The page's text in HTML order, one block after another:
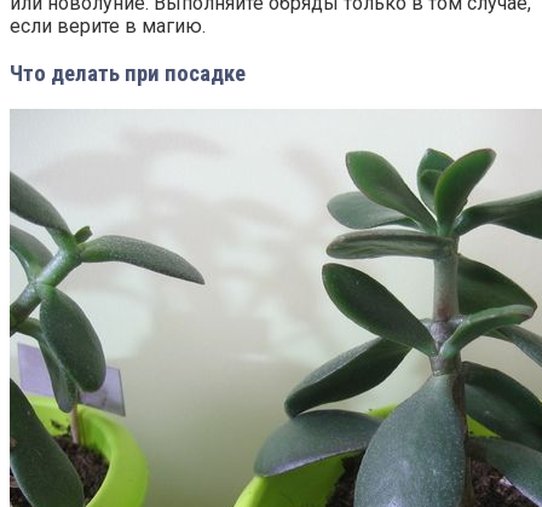
если верите в магию.
Что делать при посадке